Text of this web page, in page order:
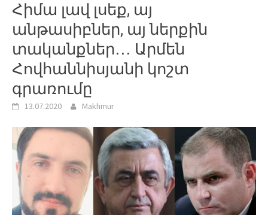
Հիմա լավ լսեք, այ
անթասիբներ, այ ներքին
տականքներ․․․ Արմեն
Հովհաննիսյանի կոշտ
գրառումը
13.07.2020 Makhmur